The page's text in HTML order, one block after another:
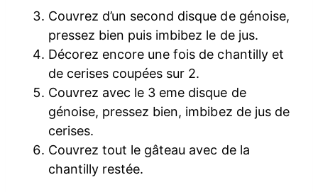
Couvrez d’un second disque de génoise,
pressez bien puis imbibez le de jus.
Décorez encore une fois de chantilly et
de cerises coupées sur 2.
Couvrez avec le 3 eme disque de
génoise, pressez bien, imbibez de jus de
cerises.
Couvrez tout le gâteau avec de la
chantilly restée.